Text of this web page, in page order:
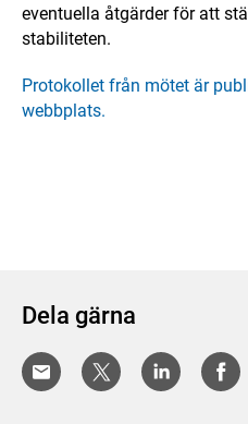
eventuella åtgärder för att
stabiliteten.
Protokollet från mötet är
webbplats.
Dela gärna